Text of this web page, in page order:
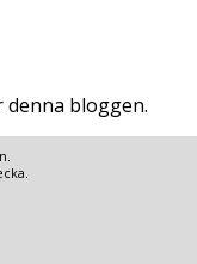
bloggen.